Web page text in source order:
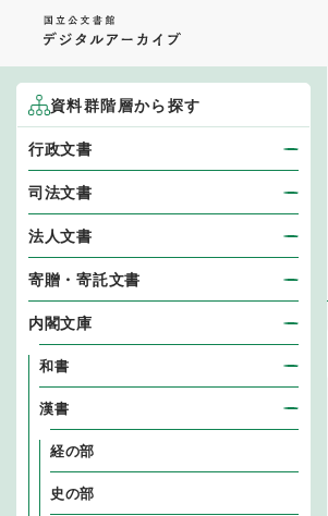
資料群階層から探す
行政文書
司法文書
法人文書
寄贈・寄託文書
内閣文庫
和書
漢書
経の部
史の部